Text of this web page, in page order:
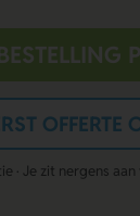
OFFERTE
· Je zit nergens